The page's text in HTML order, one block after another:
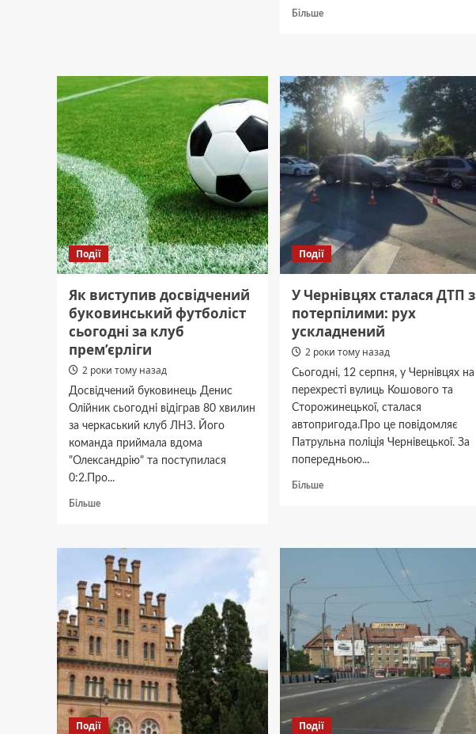
дитину
ланцюгом
на
подвірʼї
БільшеДокладніше
існування:
його
президент
заявив
про
тиск
правоохоронців
Події
Як виступив досвідчений
буковинський футболіст
сьогодні за клуб
прем’єрліги
2 роки тому назад
Досвідчений буковинець Денис
Олійник сьогодні відіграв 80 хвилин
за черкаський клуб ЛНЗ. Його
команда приймала вдома
"Олександрію" та поступилася
0:2.Про...
БільшеДокладніше
виступив
досвідчений
буковинський
футболіст
сьогодні
за
клуб
прем’єрліги
Події
У Чернівцях сталася ДТП з
потерпілими: рух
ускладнений
2 роки тому назад
Сьогодні, 12 серпня, у Чернівцях на
перехресті вулиць Кошового та
Сторожинецької, сталася
автопригода.Про це повідомляє
Патрульна поліція Чернівецької. За
попередньою...
БільшеДокладніше
рух
ускладнений
Події Події